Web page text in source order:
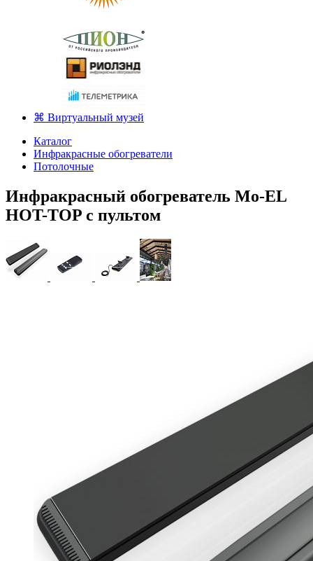
⌘ Виртуальный музей
Каталог
Инфракрасные обогреватели
Потолочные
Инфракрасный обогреватель Mo-EL
HOT-TOP с пультом